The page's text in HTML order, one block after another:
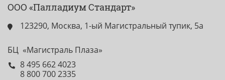
ООО «Палладиум Стандарт»
123290, Москва, 1-ый Магистральный тупик, 5а
БЦ «Магистраль Плаза»
8 495 662 4023
8 800 700 2335